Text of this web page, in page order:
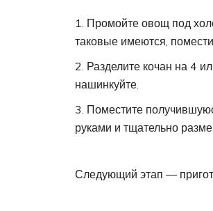
Промойте овощ под
таковые имеются,
Разделите кочан на 4
нашинкуйте.
Поместите
руками и тщательно
Следующий этап —